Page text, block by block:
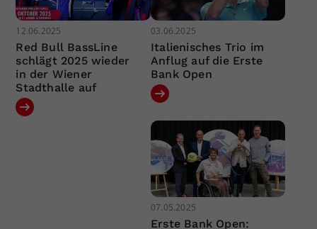
12.06.2025
Red Bull BassLine
schlägt 2025 wieder
in der Wiener
Stadthalle auf
03.06.2025
Italienisches Trio im
Anflug auf die Erste
Bank Open
07.05.2025
Erste Bank Open: